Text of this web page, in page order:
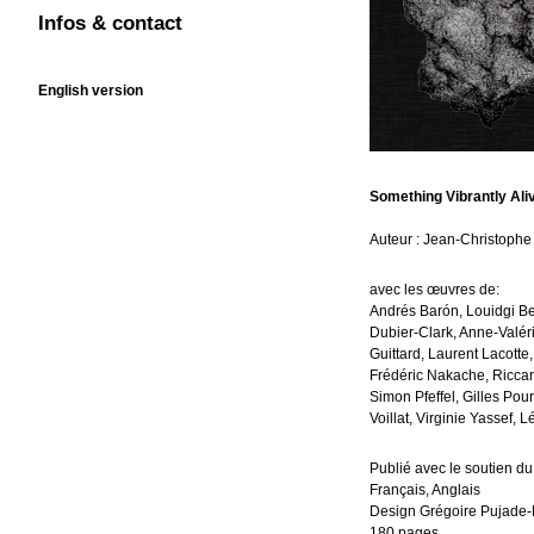
En cours
Infos & contact
English version
Something Vibrantly
Auteur : Jean-Christophe
avec les œuvres de:
Andrés Barón, Louidgi
Dubier-Clark, Anne-
Guittard, Laurent
Frédéric Nakache,
Simon Pfeffel, Gilles
Voillat, Virginie Yassef,
Publié avec le soutien
Français, Anglais
Design Grégoire